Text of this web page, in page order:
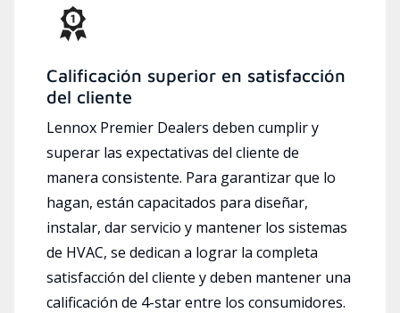
Calificación superior en satisfacción
del cliente
Lennox Premier Dealers deben cumplir y
superar las expectativas del cliente de
manera consistente. Para garantizar que lo
hagan, están capacitados para diseñar,
instalar, dar servicio y mantener los sistemas
de HVAC, se dedican a lograr la completa
satisfacción del cliente y deben mantener una
calificación de 4-star entre los consumidores.